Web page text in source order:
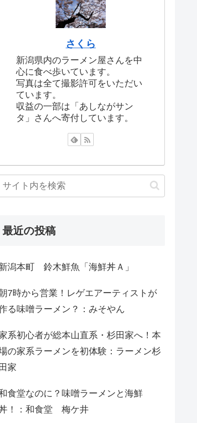
さくら
新潟県内のラーメン屋さんを中
心に食べ歩いています。
写真は全て撮影許可をいただい
ています。
収益の一部は「あしながサン
タ」さんへ寄付しています。
最近の投稿
潟本町 鈴木鮮魚「海鮮丼Ａ」
7時から営業！レゲエアーティストが
る味噌ラーメン？：みそやん
系初心者が総本山直系・杉田家へ！本
の家系ラーメンを初体験：ラーメン杉
田家
食堂なのに？味噌ラーメンと海鮮
！：和食堂 梅ケ井